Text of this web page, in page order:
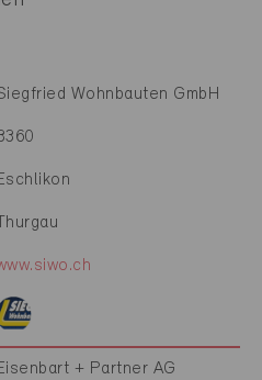
Wohnbauten GmbH
Thurgau
+ Partner AG